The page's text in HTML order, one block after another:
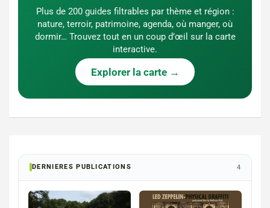
Plus de 200 guides filtrables par thème et région :
nature, terroir, patrimoine, agenda, où manger, où
dormir… Trouvez tout en un coup d’œil sur la carte
interactive.
Explorer la carte →
DERNIERES PUBLICATIONS 4